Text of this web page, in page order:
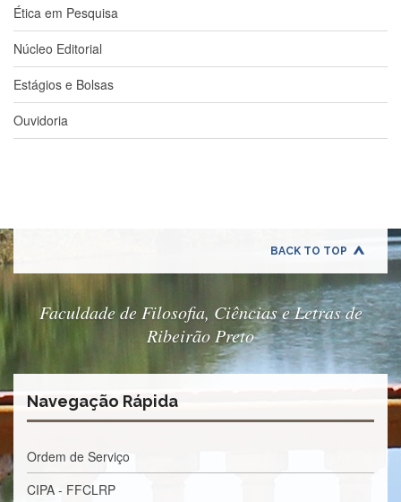
PAE
Programas
Twitter
A
Infraestrutura
Formulários
E
EXTENSÃO
Apresentação
Programas
e
Ética em Pesquisa
Núcleo Editorial
Estágios e Bolsas
Ouvidoria
BACK TO TOP
Faculdade de Filosofia, Ciências e Letras de
Ribeirão Preto
Navegação Rápida
Ordem de Serviço
CIPA - FFCLRP